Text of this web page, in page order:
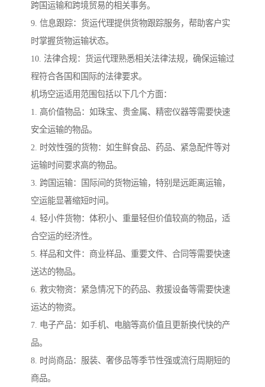
跨国运输和跨境贸易的相关事务。
9. 信息跟踪：货运代理提供货物跟踪服务，帮助客户实
时掌握货物运输状态。
10. 法律合规：货运代理熟悉相关法律法规，确保运输过
程符合各国和国际的法律要求。
机场空运适用范围包括以下几个方面：
1. 高价值物品：如珠宝、贵金属、精密仪器等需要快速
安全运输的物品。
2. 时效性强的货物：如生鲜食品、药品、紧急配件等对
运输时间要求高的物品。
3. 跨国运输：国际间的货物运输，特别是远距离运输，
空运能显著缩短时间。
4. 轻小件货物：体积小、重量轻但价值较高的物品，适
合空运的经济性。
5. 样品和文件：商业样品、重要文件、合同等需要快速
送达的物品。
6. 救灾物资：紧急情况下的药品、救援设备等需要快速
运达的物资。
7. 电子产品：如手机、电脑等高价值且更新换代快的产
品。
8. 时尚商品：服装、奢侈品等季节性强或流行周期短的
商品。